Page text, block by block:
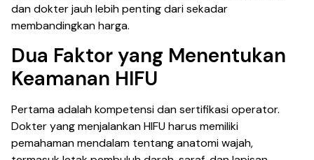
dan dokter jauh lebih penting dari sekadar
membandingkan harga.
Dua Faktor yang Menentukan
Keamanan HIFU
Pertama adalah kompetensi dan sertifikasi operator.
Dokter yang menjalankan HIFU harus memiliki
pemahaman mendalam tentang anatomi wajah,